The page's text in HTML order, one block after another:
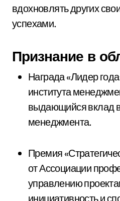
вдохновлять других
успехами.
Признание в
Награда «Лидер года» от Международного
института
выдающийся вклад в
менеджмента.
Премия «Стратегический вдохновитель»
от Ассоциации
управлению
инициативность и